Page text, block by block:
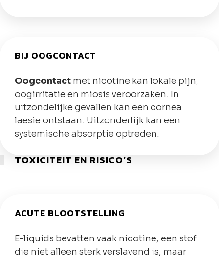
BIJ OOGCONTACT
Oogcontact met nicotine kan lokale pijn,
oogirritatie en miosis veroorzaken. In
uitzondelijke gevallen kan een cornea
laesie ontstaan. Uitzonderlijk kan een
systemische absorptie optreden.
TOXICITEIT EN RISICO’S
ACUTE BLOOTSTELLING
E-liquids bevatten vaak nicotine, een stof
die niet alleen sterk verslavend is, maar